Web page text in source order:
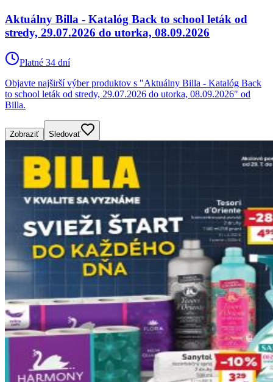
Aktuálny Billa - Katalóg Back to school leták od
stredy, 29.07.2026 do utorka, 08.09.2026
Platné 34 dní
Objavte najširší výber produktov s "Aktuálny Billa - Katalóg Back
to school leták od stredy, 29.07.2026 do utorka, 08.09.2026" od
Billa.
Zobraziť Sledovať